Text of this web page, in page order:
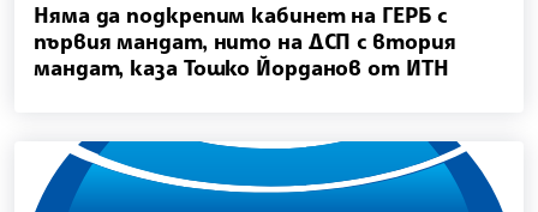
Няма да подкрепим кабинет на ГЕРБ с
първия мандат, нито на ДСП с втория
мандат, каза Тошко Йорданов от ИТН